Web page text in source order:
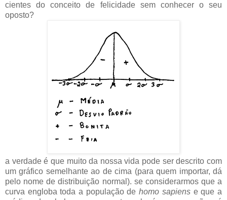
cientes do conceito de felicidade sem conhecer o seu
oposto?
a verdade é que muito da nossa vida pode ser descrito com
um gráfico semelhante ao de cima (para quem importar, dá
pelo nome de distribuição normal). se considerarmos que a
curva engloba toda a população dehomo sapiense que a